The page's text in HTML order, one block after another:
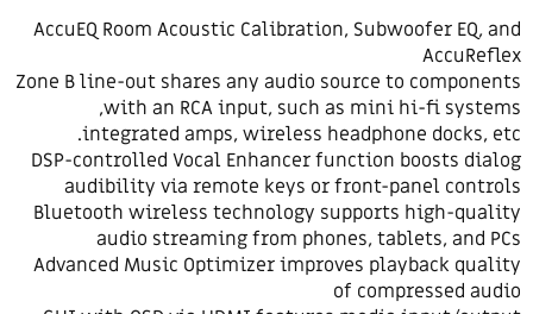
AccuEQ Room Acoustic Calibration, Subwoofer EQ, and
AccuReflex
Zone B line-out shares any audio source to components
with an RCA input, such as mini hi-fi systems,
integrated amps, wireless headphone docks, etc.
DSP-controlled Vocal Enhancer function boosts dialog
audibility via remote keys or front-panel controls
Bluetooth wireless technology supports high-quality
audio streaming from phones, tablets, and PCs
Advanced Music Optimizer improves playback quality
of compressed audio